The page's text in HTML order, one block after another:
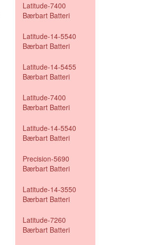
Latitude-7400
Bærbart Batteri
Latitude-14-5540
Bærbart Batteri
Latitude-14-5455
Bærbart Batteri
Latitude-7400
Bærbart Batteri
Latitude-14-5540
Bærbart Batteri
Precision-5690
Bærbart Batteri
Latitude-14-3550
Bærbart Batteri
Latitude-7260
Bærbart Batteri